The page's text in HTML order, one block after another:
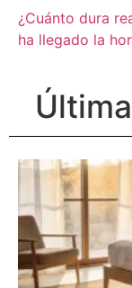
¿Cuánto dura
ha llegado la